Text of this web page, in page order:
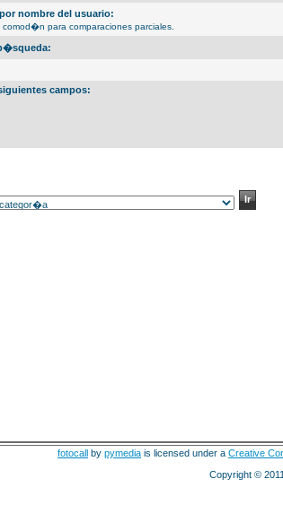
nombre del usuario:
comod�n para comparaciones parciales.
campos:
fotocall by pymedia is licensed under a Creative
Copyright © 2011